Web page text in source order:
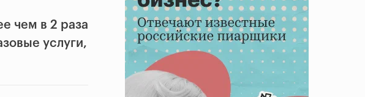
чем в 2 раза
услуги,